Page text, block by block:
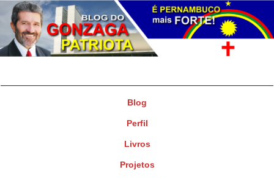
Blog
Perfil
Livros
Projetos